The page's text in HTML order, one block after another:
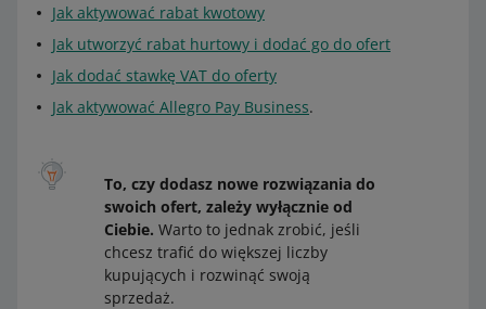
Jak aktywować rabat kwotowy
Jak utworzyć rabat hurtowy i dodać go do ofert
Jak dodać stawkę VAT do oferty
Jak aktywować Allegro Pay Business.
To, czy dodasz nowe rozwiązania do
swoich ofert, zależy wyłącznie od
Ciebie. Warto to jednak zrobić, jeśli
chcesz trafić do większej liczby
kupujących i rozwinąć swoją
sprzedaż.